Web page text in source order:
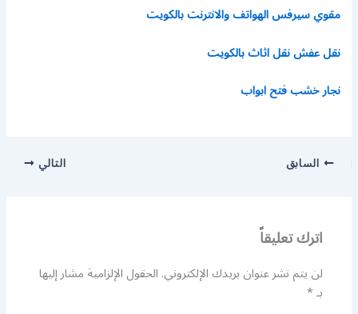
مقوي سيرفس الهواتف والانترنت بالكويت
نقل عفش نقل اثاث بالكويت
نجار خشب فتح ابواب
السابق التالي
اترك تعليقاً
لن يتم نشر عنوان بريدك الإلكتروني.الحقول الإلزامية مشار إليها
بـ*